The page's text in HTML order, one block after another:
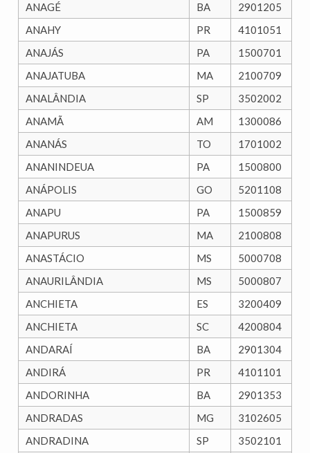
ANAGÉ
BA
2901205
ANAHY
PR
4101051
ANAJÁS
PA
1500701
ANAJATUBA
MA
2100709
ANALÂNDIA
SP
3502002
ANAMÃ
AM
1300086
ANANÁS
TO
1701002
ANANINDEUA
PA
1500800
ANÁPOLIS
GO
5201108
ANAPU
PA
1500859
ANAPURUS
MA
2100808
ANASTÁCIO
MS
5000708
ANAURILÂNDIA
MS
5000807
ANCHIETA
ES
3200409
ANCHIETA
SC
4200804
ANDARAÍ
BA
2901304
ANDIRÁ
PR
4101101
ANDORINHA
BA
2901353
ANDRADAS
MG
3102605
ANDRADINA
SP
3502101